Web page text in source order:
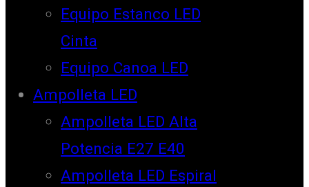
Equipo Estanco LED
Cinta
Equipo Canoa LED
Ampolleta LED
Ampolleta LED Alta
Potencia E27 E40
Ampolleta LED Espiral